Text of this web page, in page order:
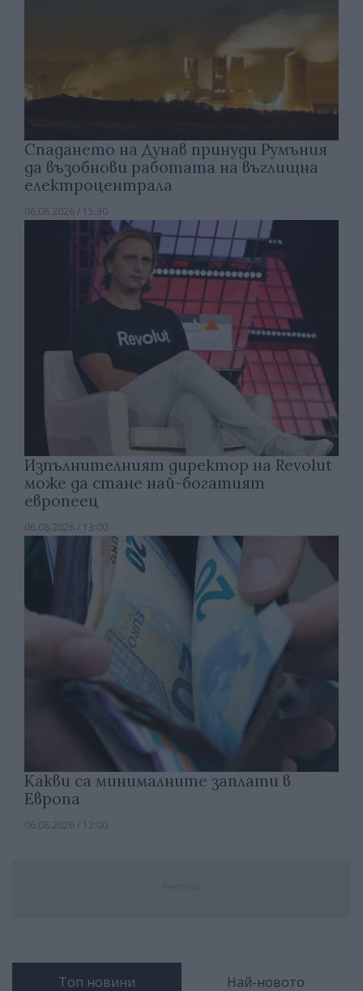
Спадането на Дунав принуди Румъния
да възобнови работата на въглищна
електроцентрала
06.08.2026 / 15:30
Изпълнителният директор на Revolut
може да стане най-богатият
европеец
06.08.2026 / 13:00
Какви са минималните заплати в
Европа
06.08.2026 / 12:00
Топ новини Най-новото